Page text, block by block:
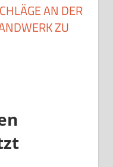
AN DER
ZU